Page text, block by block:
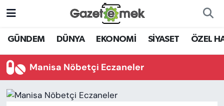
GÜNDEM DÜNYA EKONOMİ SİYASET ÖZEL
Manisa Nöbetçi Eczaneler
DÜNYA
EKONOMİ
Nöbetçi Eczaneler
Hava Durumu